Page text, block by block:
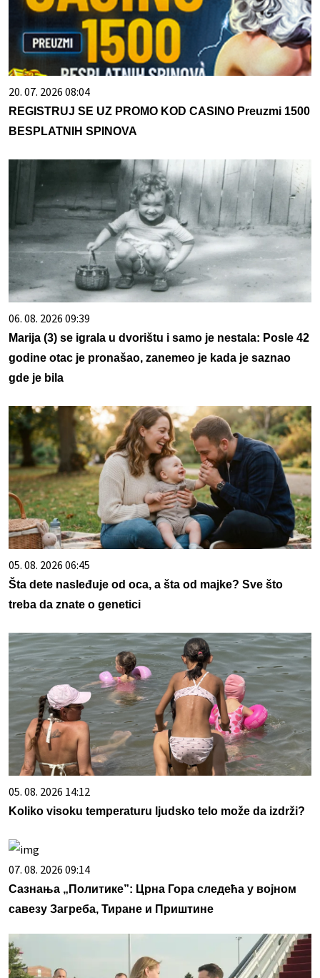
20. 07. 2026 08:04
REGISTRUJ SE UZ PROMO KOD CASINO Preuzmi 1500
BESPLATNIH SPINOVA
06. 08. 2026 09:39
Marija (3) se igrala u dvorištu i samo je nestala: Posle 42
godine otac je pronašao, zanemeo je kada je saznao
gde je bila
05. 08. 2026 06:45
Šta dete nasleđuje od oca, a šta od majke? Sve što
treba da znate o genetici
05. 08. 2026 14:12
Koliko visoku temperaturu ljudsko telo može da izdrži?
07. 08. 2026 09:14
Сазнања „Политике”: Црна Гора следећа у војном
савезу Загреба, Тиране и Приштине